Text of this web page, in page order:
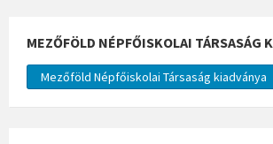
MEZŐFÖLD NÉPFŐISKOLAI TÁRSASÁG
Mezőföld Népfőiskolai Társaság kiadványa